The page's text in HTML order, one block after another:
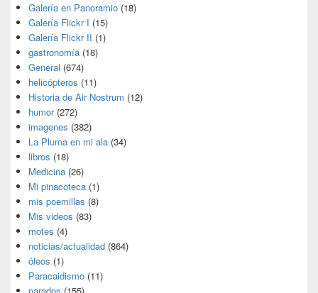
Galería en Panoramio (18)
Galería Flickr I (15)
Galería Flickr II (1)
gastronomía (18)
General (674)
helicópteros (11)
Historia de Air Nostrum (12)
humor(272)
imagenes (382)
La Pluma en mi ala (34)
libros (18)
Medicina (26)
Mi pinacoteca (1)
mis poemillas (8)
Mis videos (83)
motes (4)
noticias/actualidad (864)
óleos (1)
Paracaidismo (11)